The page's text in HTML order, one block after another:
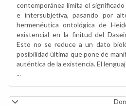
contemporánea limita el
e intersubjetiva, pasando por
hermenéutica ontológica de
existencial en la finitud del
Esto no se reduce a un dato
posibilidad última que pone de
auténtica de la existencia. El
...